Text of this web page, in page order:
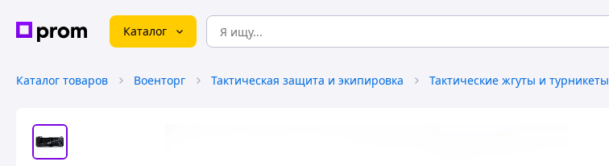
Каталог
Каталог товаров Военторг Тактическая защита и экипировка Тактические жгуты и турникеты